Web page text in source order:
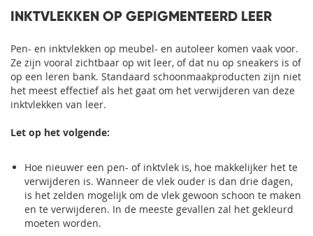
INKTVLEKKEN OP GEPIGMENTEERD LEER
Pen- en inktvlekken op meubel- en autoleer komen vaak voor.
Ze zijn vooral zichtbaar op wit leer, of dat nu op sneakers is of
op een leren bank. Standaard schoonmaakproducten zijn niet
het meest effectief als het gaat om het verwijderen van deze
inktvlekken van leer.
Let op het volgende:
Hoe nieuwer een pen- of inktvlek is, hoe makkelijker het te
verwijderen is. Wanneer de vlek ouder is dan drie dagen,
is het zelden mogelijk om de vlek gewoon schoon te maken
en te verwijderen. In de meeste gevallen zal het gekleurd
moeten worden.